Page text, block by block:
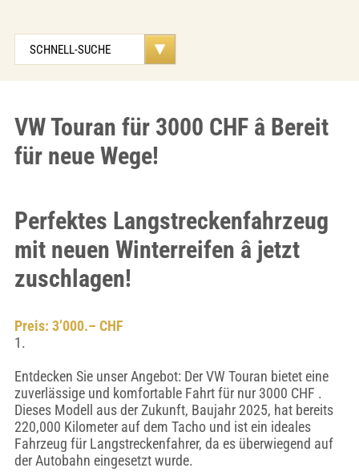
VW Touran für 3000 CHF â Bereit
für neue Wege!
Perfektes Langstreckenfahrzeug
mit neuen Winterreifen â jetzt
zuschlagen!
Preis: 3’000.– CHF
1.
Entdecken Sie unser Angebot: Der VW Touran bietet eine
zuverlässige und komfortable Fahrt für nur 3000 CHF .
Dieses Modell aus der Zukunft, Baujahr 2025, hat bereits
220,000 Kilometer auf dem Tacho und ist ein ideales
Fahrzeug für Langstreckenfahrer, da es überwiegend auf
der Autobahn eingesetzt wurde.